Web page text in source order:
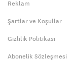
Reklam
Şartlar ve Koşullar
Gizlilik Politikası
Abonelik Sözleşmesi